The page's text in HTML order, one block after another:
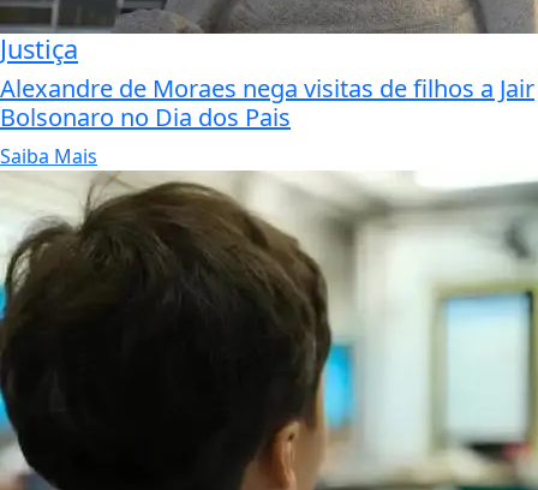
Justiça
Alexandre de Moraes nega visitas de filhos a Jair
Bolsonaro no Dia dos Pais
Saiba Mais